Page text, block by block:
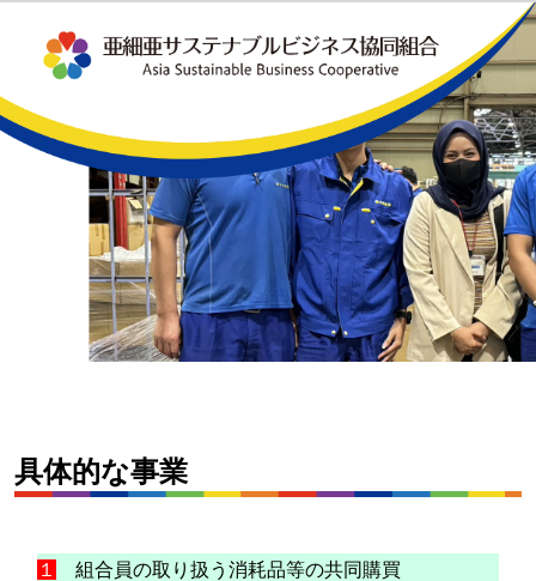
具体的な事業
１ 組合員の取り扱う消耗品等の共同購買